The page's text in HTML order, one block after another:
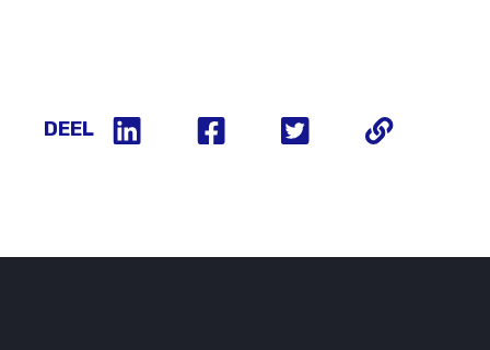
DEEL